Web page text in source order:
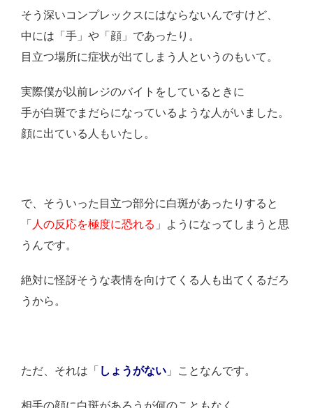
そう深いコンプレックスにはならないんですけど、
中には「手」や「顔」であったり。
目立つ場所に症状が出てしまう人というのもいて。
実際僕が以前レジのバイトをしているときに
手が白斑でまだらになっているような人がいました。
顔に出ている人もいたし。
で、そういった目立つ部分に白斑があったりすると
「 人の反応を極度に恐れる 」ようになってしまうと思
うんです。
絶対に怪訝そうな表情を向けてくる人も出てくるだろ
うから。
ただ、それは「 しょうがない 」ことなんです。
相手の顔に白斑があろうが何のこともなく